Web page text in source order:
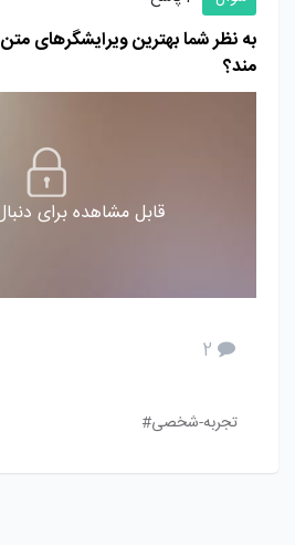
به نظر شما بهترین ویرایشگرهای
مند؟
قابل مشاهده برای
2
تجربه-شخصی#